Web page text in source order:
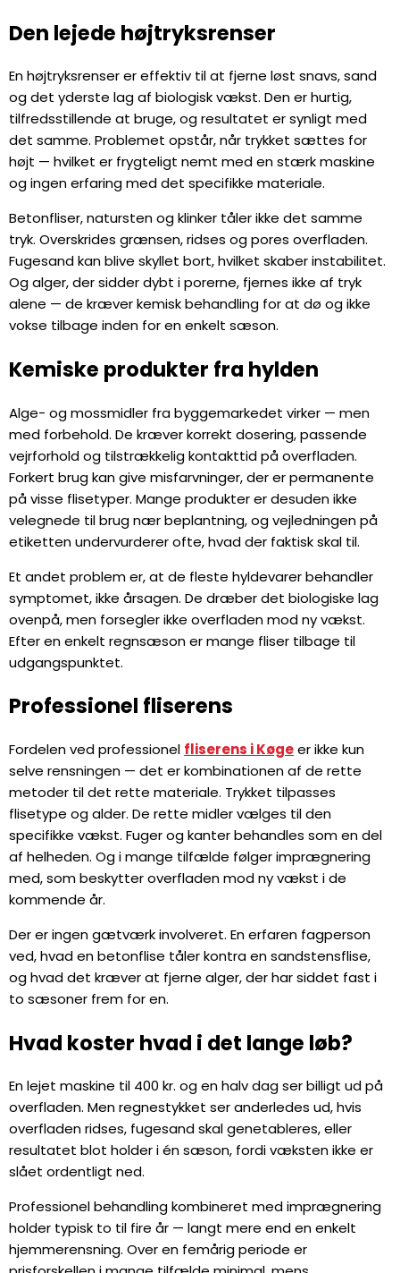
Den lejede højtryksrenser
En højtryksrenser er effektiv til at fjerne løst snavs, sand
og det yderste lag af biologisk vækst. Den er hurtig,
tilfredsstillende at bruge, og resultatet er synligt med
det samme. Problemet opstår, når trykket sættes for
højt — hvilket er frygteligt nemt med en stærk maskine
og ingen erfaring med det specifikke materiale.
Betonfliser, natursten og klinker tåler ikke det samme
tryk. Overskrides grænsen, ridses og pores overfladen.
Fugesand kan blive skyllet bort, hvilket skaber instabilitet.
Og alger, der sidder dybt i porerne, fjernes ikke af tryk
alene — de kræver kemisk behandling for at dø og ikke
vokse tilbage inden for en enkelt sæson.
Kemiske produkter fra hylden
Alge- og mossmidler fra byggemarkedet virker — men
med forbehold. De kræver korrekt dosering, passende
vejrforhold og tilstrækkelig kontakttid på overfladen.
Forkert brug kan give misfarvninger, der er permanente
på visse flisetyper. Mange produkter er desuden ikke
velegnede til brug nær beplantning, og vejledningen på
etiketten undervurderer ofte, hvad der faktisk skal til.
Et andet problem er, at de fleste hyldevarer behandler
symptomet, ikke årsagen. De dræber det biologiske lag
ovenpå, men forsegler ikke overfladen mod ny vækst.
Efter en enkelt regnsæson er mange fliser tilbage til
udgangspunktet.
Professionel fliserens
Fordelen ved professionel fliserens i Køgeer ikke kun
selve rensningen — det er kombinationen af de rette
metoder til det rette materiale. Trykket tilpasses
flisetype og alder. De rette midler vælges til den
specifikke vækst. Fuger og kanter behandles som en del
af helheden. Og i mange tilfælde følger imprægnering
med, som beskytter overfladen mod ny vækst i de
kommende år.
Der er ingen gætværk involveret. En erfaren fagperson
ved, hvad en betonflise tåler kontra en sandstensflise,
og hvad det kræver at fjerne alger, der har siddet fast i
to sæsoner frem for en.
Hvad koster hvad i det lange løb?
En lejet maskine til 400 kr. og en halv dag ser billigt ud på
overfladen. Men regnestykket ser anderledes ud, hvis
overfladen ridses, fugesand skal genetableres, eller
resultatet blot holder i én sæson, fordi væksten ikke er
slået ordentligt ned.
Professionel behandling kombineret med imprægnering
holder typisk to til fire år — langt mere end en enkelt
hjemmerensning. Over en femårig periode er